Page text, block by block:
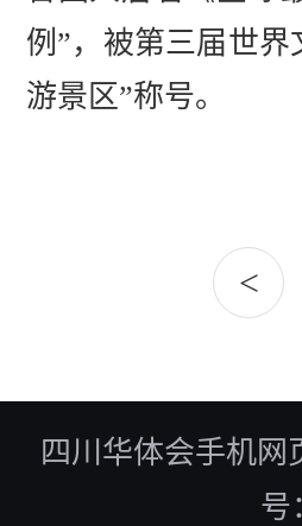
例”，被第三届世
游景区”称号。
<
四川华体会手机
号